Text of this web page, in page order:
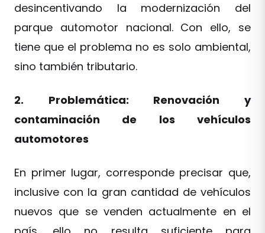
desincentivando la modernización del
parque automotor nacional. Con ello, se
tiene que el problema no es solo ambiental,
sino también tributario.
2. Problemática: Renovación y
contaminación de los vehículos
automotores
En primer lugar, corresponde precisar que,
inclusive con la gran cantidad de vehículos
nuevos que se venden actualmente en el